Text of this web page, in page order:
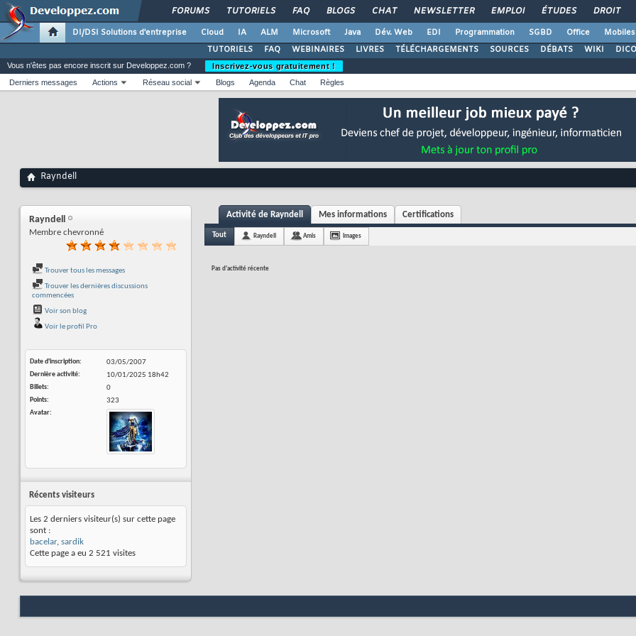
FORUMS TUTORIELS FAQ BLOGS CHAT NEWSLETTER EMPLOI ÉTUDES DROIT
DI/DSI Solutions d'entreprise Cloud IA ALM Microsoft Java Dév. Web EDI Programmation SGBD Office Mobiles
TUTORIELS
FAQ WEBINAIRES LIVRES TÉLÉCHARGEMENTS SOURCES DÉBATS WIKI DICO
Vous n'êtes pas encore inscrit sur Developpez.com ?
Inscrivez-vous gratuitement !
Derniers messages
Actions Réseau social Blogs Agenda Chat Règles
Rayndell
Rayndell
Membre chevronné
Trouver tous les messages
Trouver les dernières discussions
commencées
Voir son blog
Voir le profil Pro
Date d'inscription
03/05/2007
Dernière activité
10/01/2025 18h42
Billets
0
Points
323
Avatar
Récents visiteurs
Les 2 derniers visiteur(s) sur cette page
sont :
bacelar, sardik
Cette page a eu 2 521 visites
Activité de Rayndell Mes informations Certifications
Tout Rayndell Amis Images
Pas d'activité récente